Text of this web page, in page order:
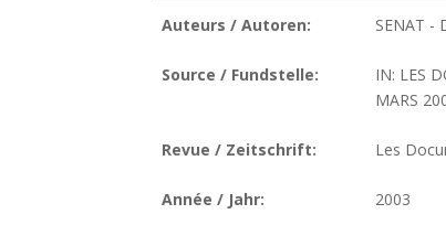
Auteurs / Autoren: SENAT -
Source / Fundstelle:
IN: LES
MARS
Revue / Zeitschrift: Les
Année / Jahr: 2003